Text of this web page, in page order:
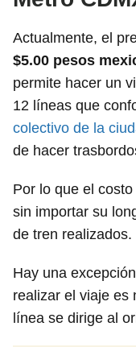
Actualmente, el
$5.00 pesos
permite hacer un
12 líneas que
colectivo de la
de hacer
Por lo que el
sin importar su
de tren realizados.
Hay una
realizar el viaje es
línea se dirige al